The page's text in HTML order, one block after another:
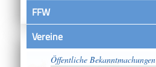
FFW
VereineSatzungen
Öffentliche Bekanntmachungen